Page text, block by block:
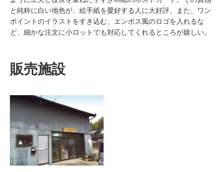
と純粋に白い地色が、絵手紙を愛好する人に大好評。また、ワン
ポイントのイラストをすき込む、エンボス風のロゴを入れるな
ど、細かな注文に小ロットでも対応してくれるところが嬉しい。
販売施設